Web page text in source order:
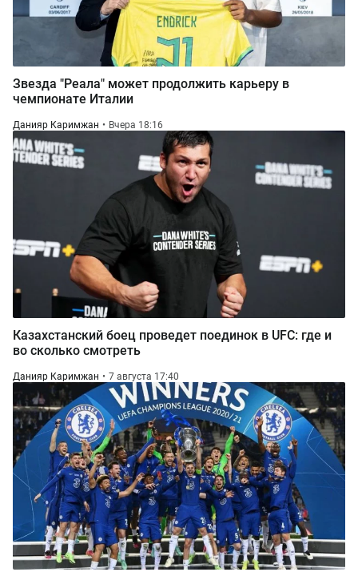
Звезда "Реала" может продолжить карьеру в
чемпионате Италии
Данияр Каримжан Вчера 18:16
Казахстанский боец проведет поединок в UFC: где и
во сколько смотреть
Данияр Каримжан 7 августа 17:40